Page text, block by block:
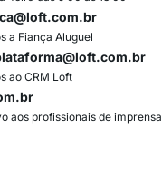
a Fiança Aluguel
ao CRM Loft
aos profissionais de imprensa